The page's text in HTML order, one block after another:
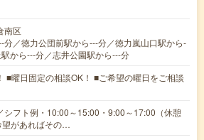
南区
分／徳力公団前駅から---分／徳力嵐山口駅から-
から---分／志井公園駅から---分
■曜日固定の相談OK！ ■ご希望の曜日をご相談
シフト例・10:00～15:00・9:00～17:00（休憩
望があればその…